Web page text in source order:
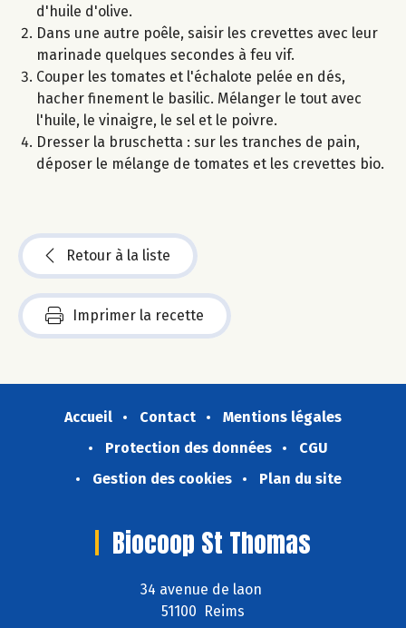
d'huile d'olive.
Dans une autre poêle, saisir les crevettes avec leur
marinade quelques secondes à feu vif.
Couper les tomates et l'échalote pelée en dés,
hacher finement le basilic. Mélanger le tout avec
l'huile, le vinaigre, le sel et le poivre.
Dresser la bruschetta : sur les tranches de pain,
déposer le mélange de tomates et les crevettes bio.
Retour à la liste
Imprimer la recette
Accueil Contact
Mentions légales
Protection des données
CGU
Gestion des cookies
Plan du site
Biocoop St Thomas
34 avenue de laon
51100 Reims